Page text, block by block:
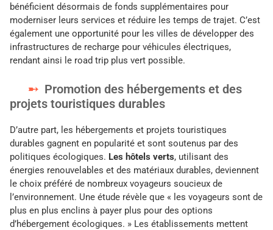
bénéficient désormais de fonds supplémentaires pour
moderniser leurs services et réduire les temps de trajet. C’est
également une opportunité pour les villes de développer des
infrastructures de recharge pour véhicules électriques,
rendant ainsi le road trip plus vert possible.
Promotion des hébergements et des
projets touristiques durables
D’autre part, les hébergements et projets touristiques
durables gagnent en popularité et sont soutenus par des
politiques écologiques. Les hôtels verts, utilisant des
énergies renouvelables et des matériaux durables, deviennent
le choix préféré de nombreux voyageurs soucieux de
l’environnement. Une étude révèle que « les voyageurs sont de
plus en plus enclins à payer plus pour des options
d’hébergement écologiques. » Les établissements mettent